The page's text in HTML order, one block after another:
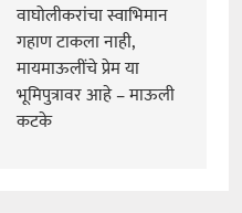
वाघोलीकरांचा स्वाभिमान
गहाण टाकला नाही,
मायमाऊलींचे प्रेम या
भूमिपुत्रावर आहे – माऊली
कटके